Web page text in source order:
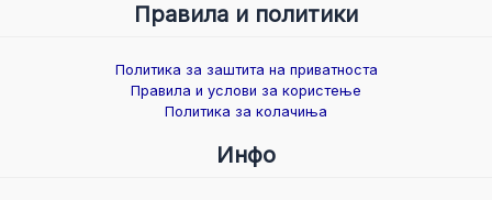
Правила и политики
Политика за заштита на приватноста
Правила и услови за користење
Политика за колачиња
Инфо